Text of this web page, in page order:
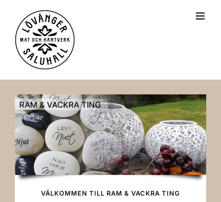
innehållet
VÄLKOMMEN TILL RAM & VACKRA TING